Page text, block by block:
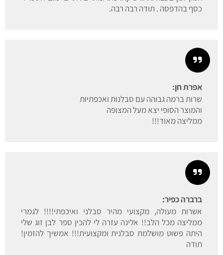
כסף בהדפסה . תודה רבה רבה.
אפרת חן:
שרות ברמה גבוהה עם סבלנות ואכפתיות
והמוצר הסופי יצא מעל המצופה
ממליצה מאוד!!!
ברברה כפיר:
אשרות מעולה, מקצועי מהיר סבלני ואיכפתי!!!! לגמרי
ממליצה מכל הלב!! אלינה עזרה לי להכין ספר לבן זוג שלי
היתה פשוט מושלמת סבלנית ומקצועית!!! אמשיך להזמין!
תודה